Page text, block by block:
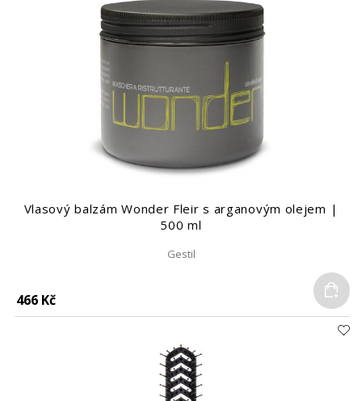
Vlasový balzám Wonder Fleir s arganovým olejem |
500 ml
Gestil
466 Kč